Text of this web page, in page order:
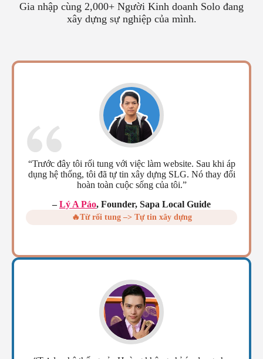
Gia nhập cùng 2,000+ Người Kinh doanh Solo đang
xây dựng sự nghiệp của mình.
“Trước đây tôi rối tung với việc làm website. Sau khi áp
dụng hệ thống, tôi đã tự tin xây dựng SLG. Nó thay đổi
hoàn toàn cuộc sống của tôi.”
–Lý A Páo, Founder, Sapa Local Guide
🔥Từ rối tung –> Tự tin xây dựng